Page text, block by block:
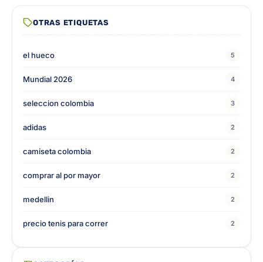
OTRAS ETIQUETAS
el hueco 5
Mundial 2026 4
seleccion colombia 3
adidas 2
camiseta colombia 2
comprar al por mayor 2
medellin 2
precio tenis para correr 2